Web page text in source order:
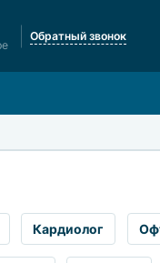
Обратный звонок
Кардиолог